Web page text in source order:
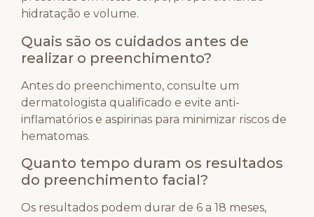
hidratação e volume.
Quais são os cuidados antes de
realizar o preenchimento?
Antes do preenchimento, consulte um
dermatologista qualificado e evite anti-
inflamatórios e aspirinas para minimizar riscos de
hematomas.
Quanto tempo duram os resultados
do preenchimento facial?
Os resultados podem durar de 6 a 18 meses,